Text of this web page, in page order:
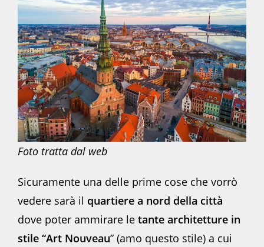
Foto tratta dal web
Sicuramente una delle prime cose che vorrò
vedere sarà il quartiere a nord della città
dove poter ammirare le tante architetture in
stile “Art Nouveau” (amo questo stile) a cui